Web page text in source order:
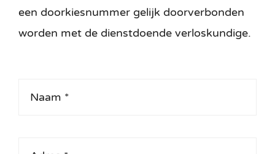
een doorkiesnummer gelijk doorverbonden
worden met de dienstdoende verloskundige.